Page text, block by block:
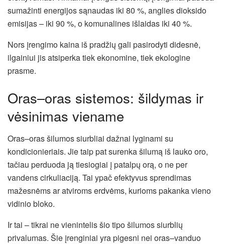
sumažinti energijos sąnaudas iki 80 %, anglies dioksido
emisijas – iki 90 %, o komunalines išlaidas iki 40 %.
Nors įrengimo kaina iš pradžių gali pasirodyti didesnė,
ilgainiui jis atsiperka tiek ekonomine, tiek ekologine
prasme.
Oras–oras sistemos: šildymas ir
vėsinimas viename
Oras–oras šilumos siurbliai dažnai lyginami su
kondicionieriais. Jie taip pat surenka šilumą iš lauko oro,
tačiau perduoda ją tiesiogiai į patalpų orą, o ne per
vandens cirkuliaciją. Tai ypač efektyvus sprendimas
mažesnėms ar atviroms erdvėms, kurioms pakanka vieno
vidinio bloko.
Ir tai – tikrai ne vienintelis šio tipo šilumos siurblių
privalumas. Šie įrenginiai yra pigesni nei oras–vanduo